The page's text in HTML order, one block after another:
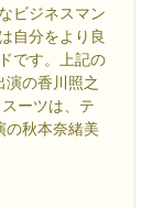
ビジネスマン
自分をより良
です。上記の
演の香川照之
ーツは、テ
秋本奈緒美